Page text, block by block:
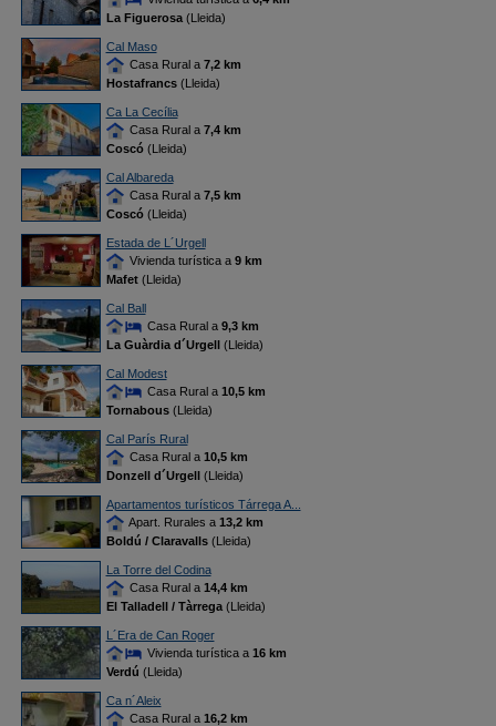
La Figuerosa(Lleida)
Cal Maso
Casa Rural a 7,2 km
Hostafrancs(Lleida)
Ca La Cecília
Casa Rural a 7,4 km
Coscó(Lleida)
Cal Albareda
Casa Rural a 7,5 km
Coscó(Lleida)
Estada de L´Urgell
Vivienda turística a 9 km
Mafet(Lleida)
Cal Ball
Casa Rural a 9,3 km
La Guàrdia d´Urgell(Lleida)
Cal Modest
Casa Rural a 10,5 km
Tornabous(Lleida)
Cal París Rural
Casa Rural a 10,5 km
Donzell d´Urgell(Lleida)
Apartamentos turísticos Tárrega A...
Apart. Rurales a 13,2 km
Boldú / Claravalls(Lleida)
La Torre del Codina
Casa Rural a 14,4 km
El Talladell / Tàrrega(Lleida)
L´Era de Can Roger
Vivienda turística a 16 km
Verdú (Lleida)
Ca n´Aleix
Casa Rural a 16,2 km